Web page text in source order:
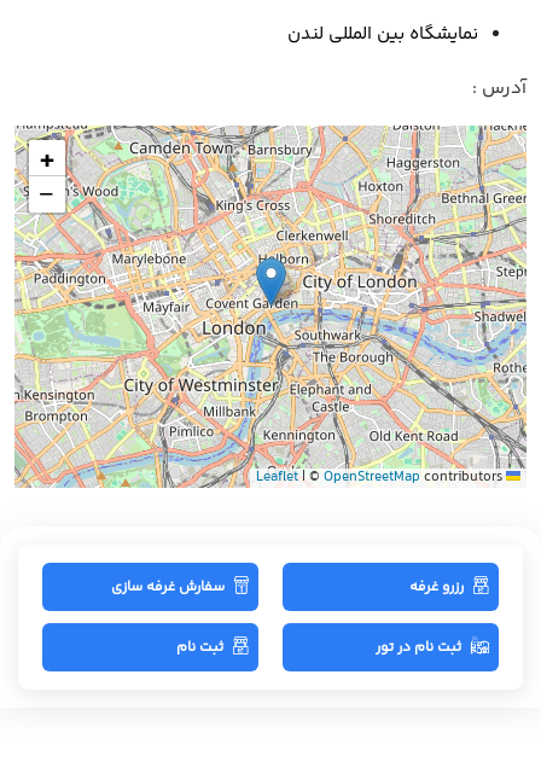
نمایشگاه بین المللی لندن
آدرس :
+
−
| © OpenStreetMap contributors
رزرو غرفه سفارش غرفه سازی
ثبت نام در تور ثبت نام